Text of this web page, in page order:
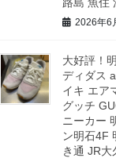
路島 魚住
2026年6
大好評！
ディダス
イキ エア
グッチ
ニーカー
ン明石4F
き通 JR大